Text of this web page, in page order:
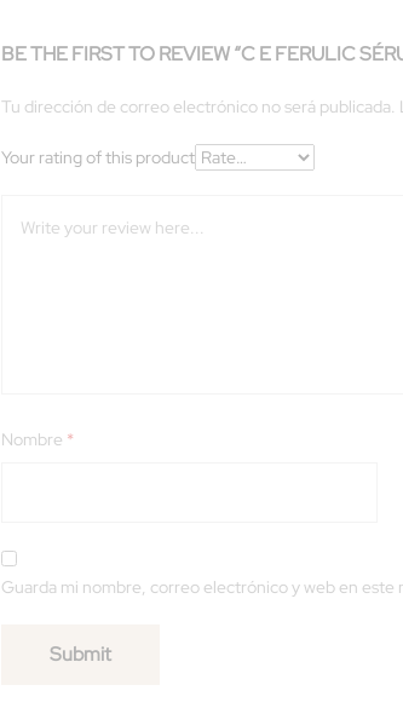
BE THE FIRST TO REVIEW “C E FERULIC
Tu dirección de correo electrónico no será publicada.
Your rating of this product
Nombre *
Guarda mi nombre, correo electrónico y web en este